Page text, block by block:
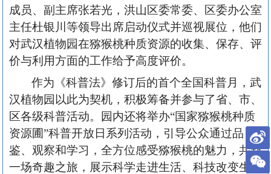
成员、副主席张若光，洪山区委常委、区委办公室
主任杜银川等领导出席启动仪式并巡视展位，他们
对武汉植物园在猕猴桃种质资源的收集、保存、评
价与利用方面的工作给予高度评价。
作为《科普法》修订后的首个全国科普月，武
汉植物园以此为契机，积极筹备并参与了省、市、
区各级科普活动。园内还将举办“国家猕猴桃种质
资源圃”科普开放日系列活动，引导公众通过品
鉴、观察和学习，全方位感受猕猴桃的魅力，共赴
一场奇趣之旅，展示科学走进生活、科技改变生活